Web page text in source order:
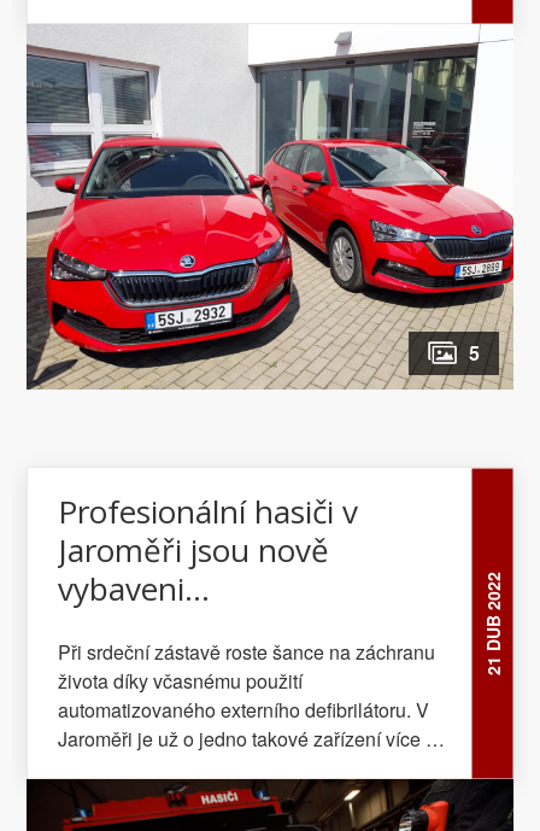
5
21 DUB 2022
Profesionální hasiči v
Jaroměři jsou nově
vybaveni
externím defibrilátorem
Při srdeční zástavě roste šance na záchranu
života díky včasnému použití
automatizovaného externího defibrilátoru. V
Jaroměři je už o jedno takové zařízení více –